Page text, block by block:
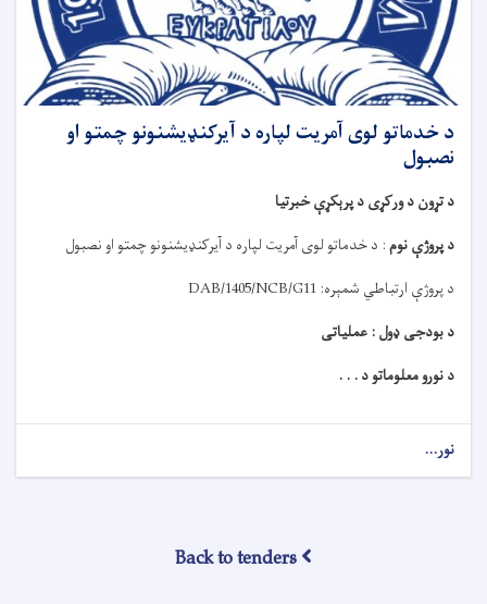
د خدماتو لوی آمریت لپاره د آیرکنډیشنونو چمتو او
نصبول
د تړون د ورکړی د پرېکړې خبرتیا
د پروژې نوم: د خدماتو لوی آمریت لپاره د آیرکنډیشنونو چمتو او نصبول
د پروژې ارتباطي شمېره: DAB/1405/NCB/G11
د بودجی ډول : عملیاتی
د نورو معلوماتو د . . .
نور...
Back to tenders